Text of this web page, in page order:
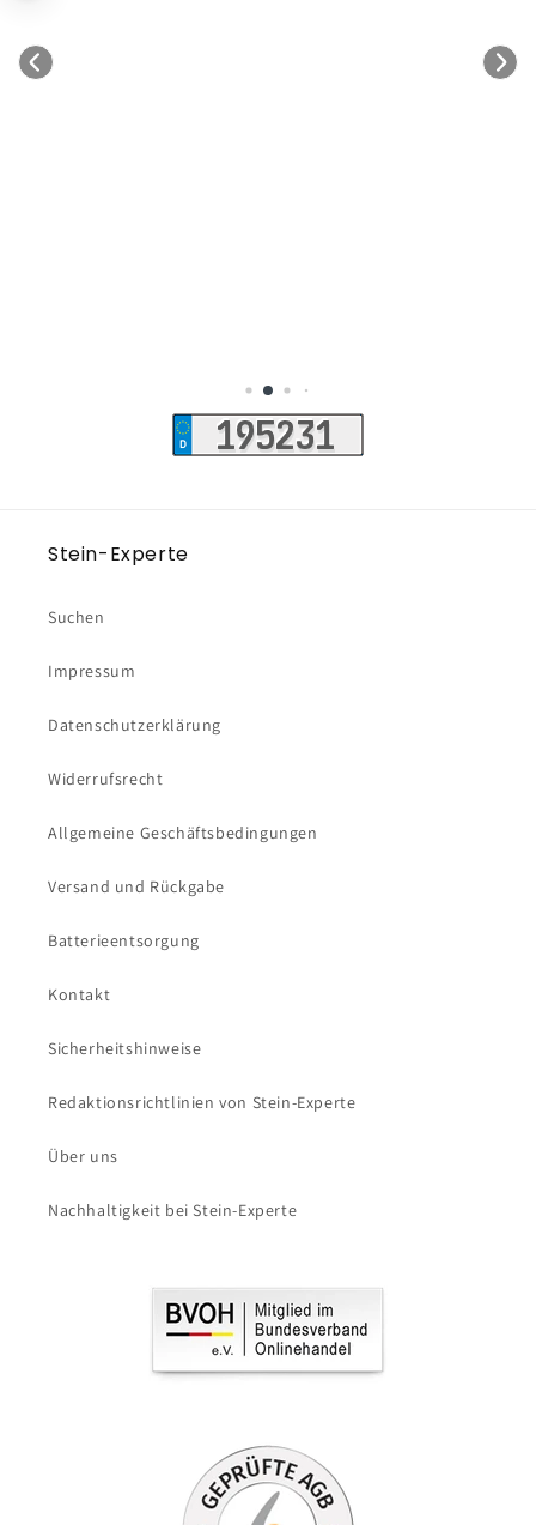
Stein-Experte
Suchen
Impressum
Datenschutzerklärung
Widerrufsrecht
Allgemeine Geschäftsbedingungen
Versand und Rückgabe
Batterieentsorgung
Kontakt
Sicherheitshinweise
Redaktionsrichtlinien von Stein-Experte
Über uns
Nachhaltigkeit bei Stein-Experte